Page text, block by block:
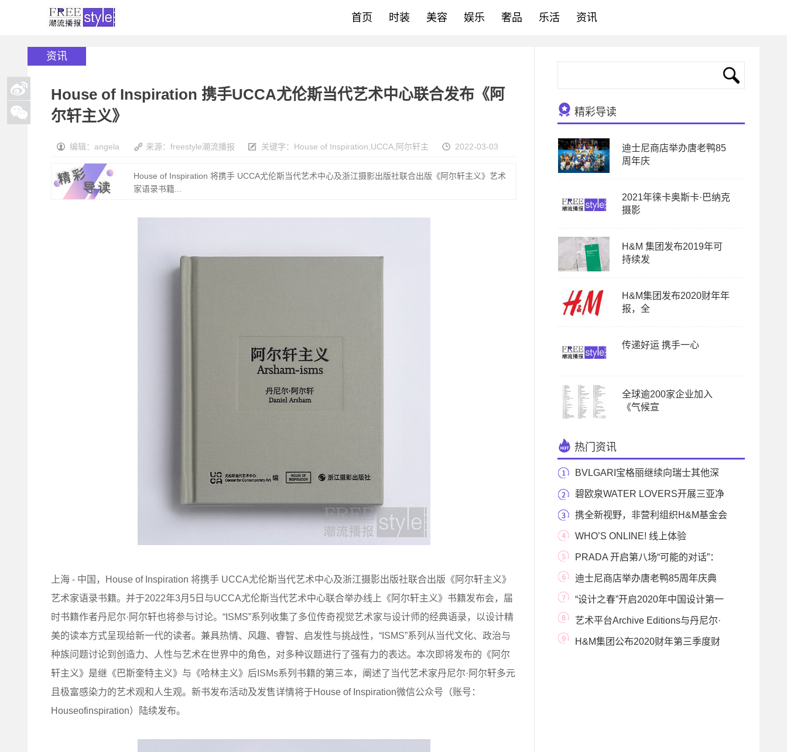
首页 时装 美容 娱乐 奢品 乐活 资讯
资讯
House of Inspiration 携手UCCA尤伦斯当代艺术中心联合发布《阿
尔轩主义》
编辑：angela 来源：freestyle潮流播报 关键字： House of Inspiration UCCA 阿尔轩主 2022-03-03
House of Inspiration 将携手 UCCA尤伦斯当代艺术中心及浙江摄影出版社联合出版《阿尔轩主义》艺术
家语录书籍...
上海 - 中国，House of Inspiration 将携手 UCCA尤伦斯当代艺术中心及浙江摄影出版社联合出版《阿尔轩主义》
艺术家语录书籍。并于2022年3月5日与UCCA尤伦斯当代艺术中心联合举办线上《阿尔轩主义》书籍发布会，届
时书籍作者丹尼尔·阿尔轩也将参与讨论。“ISMS”系列收集了多位传奇视觉艺术家与设计师的经典语录，以设计精
美的读本方式呈现给新一代的读者。兼具热情、风趣、睿智、启发性与挑战性，“ISMS”系列从当代文化、政治与
种族问题讨论到创造力、人性与艺术在世界中的角色，对多种议题进行了强有力的表达。本次即将发布的《阿尔
轩主义》是继《巴斯奎特主义》与《哈林主义》后ISMs系列书籍的第三本，阐述了当代艺术家丹尼尔·阿尔轩多元
且极富感染力的艺术观和人生观。新书发布活动及发售详情将于House of Inspiration微信公众号（账号：
Houseofinspiration）陆续发布。
精彩导读
迪士尼商店举办唐老鸭85
周年庆
2021年徕卡奥斯卡·巴纳克
摄影
H&M 集团发布2019年可
持续发
H&M集团发布2020财年年
报，全
传递好运 携手一心
全球逾200家企业加入
《气候宣
热门资讯
BVLGARI宝格丽继续向瑞士其他深
受新型冠状病毒疫
碧欧泉WATER LOVERS开展三亚净
滩活动 助力海洋保护
携全新视野，非营利组织H&M基金会
重新启动全
WHO’S ONLINE! 线上体验
PRADA 开启第八场“可能的对话”：
赋予生活真实
迪士尼商店举办唐老鸭85周年庆典
“设计之春”开启2020年中国设计第一
展——当代
艺术平台Archive Editions与丹尼尔·
阿尔轩携手安迪
H&M集团公布2020财年第三季度财